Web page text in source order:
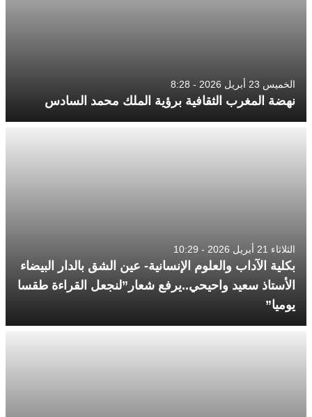
الخميس 23 أبريل 2026 - 8:28
نهضة المغرب الثقافية برؤية الملك محمد السادس
الثلاثاء 21 أبريل 2026 - 10:29
بكلية الآداب والعلوم الإنسانية- عين الشق بالدار البيضاء
الأستاذ سعيد واحيحي..يرفع شعار”لنجعل القراءة طقسا
يوميا”